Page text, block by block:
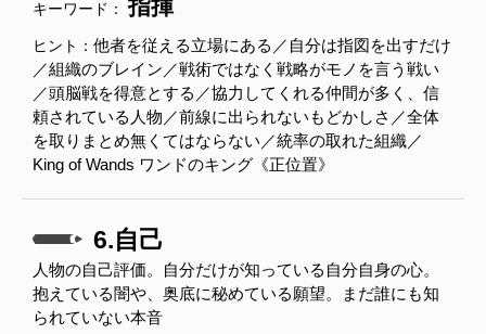
キーワード：指揮
ヒント： 他者を従える立場にある／自分は指図を出すだけ
／組織のブレイン／戦術ではなく戦略がモノを言う戦い
／頭脳戦を得意とする／協力してくれる仲間が多く、信
頼されている人物／前線に出られないもどかしさ／全体
を取りまとめ無くてはならない／統率の取れた組織／
King of Wands ワンドのキング《正位置》
6.自己
人物の自己評価。自分だけが知っている自分自身の心。
抱えている闇や、奥底に秘めている願望。まだ誰にも知
られていない本音